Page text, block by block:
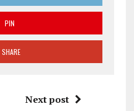
PIN
SHARE
Next post